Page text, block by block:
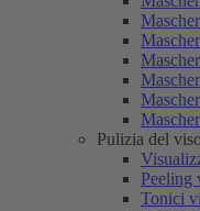
Pulizia del
Peeling
Tonici